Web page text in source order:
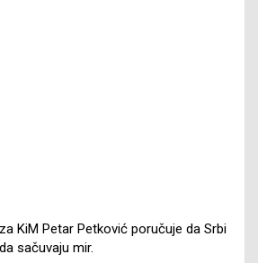
KiM Petar Petković poručuje da Srbi
sačuvaju mir.